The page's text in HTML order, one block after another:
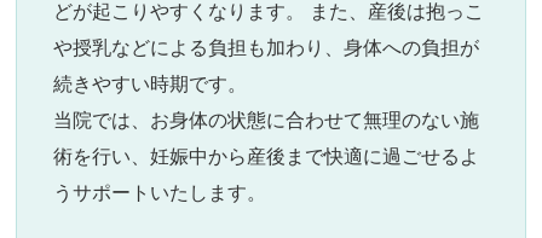
どが起こりやすくなります。 また、産後は抱っこ
や授乳などによる負担も加わり、身体への負担が
続きやすい時期です。
当院では、お身体の状態に合わせて無理のない施
術を行い、妊娠中から産後まで快適に過ごせるよ
うサポートいたします。